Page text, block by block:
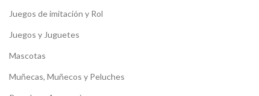
Juegos de imitación y Rol
Juegos y Juguetes
Mascotas
Muñecas, Muñecos y Peluches